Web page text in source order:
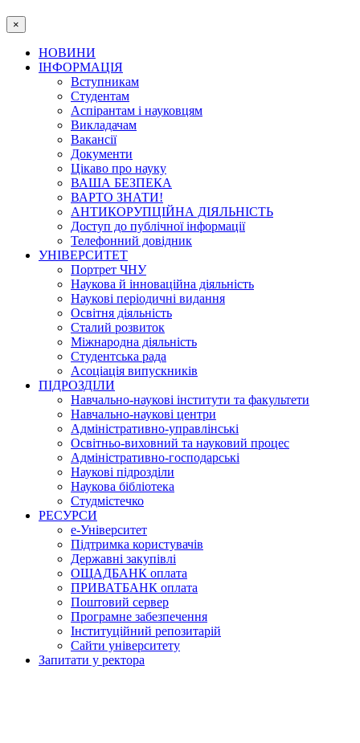
×
НОВИНИ
ІНФОРМАЦІЯ
Вступникам
Студентам
Аспірантам і науковцям
Викладачам
Вакансії
Документи
Цікаво про науку
ВАША БЕЗПЕКА
ВАРТО ЗНАТИ!
АНТИКОРУПЦІЙНА ДІЯЛЬНІСТЬ
Доступ до публічної інформації
Телефонний довідник
УНІВЕРСИТЕТ
Портрет ЧНУ
Наукова й інноваційна діяльність
Наукові періодичні видання
Освітня діяльність
Сталий розвиток
Міжнародна діяльність
Студентська рада
Асоціація випускників
ПІДРОЗДІЛИ
Навчально-наукові інститути та факультети
Навчально-наукові центри
Адміністративно-управлінські
Освітньо-виховний та науковий процес
Адміністративно-господарські
Наукові підрозділи
Наукова бібліотека
Студмістечко
РЕСУРСИ
е-Університет
Підтримка користувачів
Державні закупівлі
ОЩАДБАНК оплата
ПРИВАТБАНК оплата
Поштовий сервер
Програмне забезпечення
Інституційний репозитарій
Сайти університету
Запитати у ректора